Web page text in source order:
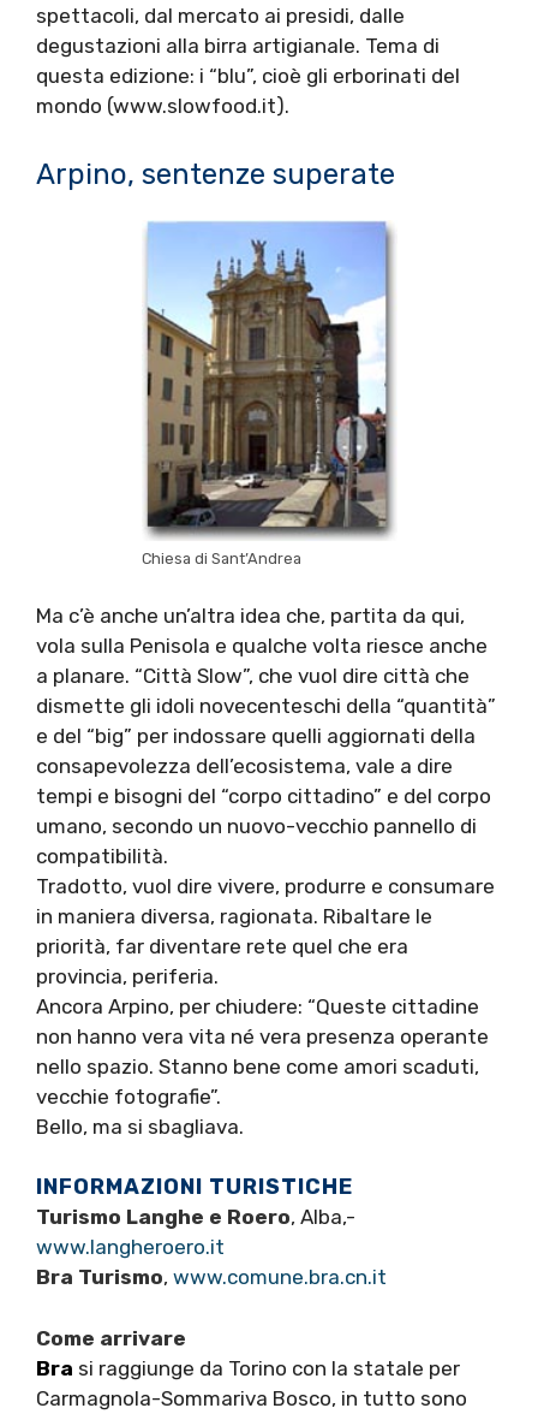
spettacoli, dal mercato ai presidi, dalle
degustazioni alla birra artigianale. Tema di
questa edizione: i “blu”, cioè gli erborinati del
mondo (www.slowfood.it).
Arpino, sentenze superate
Chiesa di Sant’Andrea
Ma c’è anche un’altra idea che, partita da qui,
vola sulla Penisola e qualche volta riesce anche
a planare. “Città Slow”, che vuol dire città che
dismette gli idoli novecenteschi della “quantità”
e del “big” per indossare quelli aggiornati della
consapevolezza dell’ecosistema, vale a dire
tempi e bisogni del “corpo cittadino” e del corpo
umano, secondo un nuovo-vecchio pannello di
compatibilità.
Tradotto, vuol dire vivere, produrre e consumare
in maniera diversa, ragionata. Ribaltare le
priorità, far diventare rete quel che era
provincia, periferia.
Ancora Arpino, per chiudere: “Queste cittadine
non hanno vera vita né vera presenza operante
nello spazio. Stanno bene come amori scaduti,
vecchie fotografie”.
Bello, ma si sbagliava.
INFORMAZIONI TURISTICHE
Turismo Langhe e Roero, Alba,-
www.langheroero.it
Bra Turismo, www.comune.bra.cn.it
Come arrivare
Bra si raggiunge da Torino con la statale per
Carmagnola-Sommariva Bosco, in tutto sono